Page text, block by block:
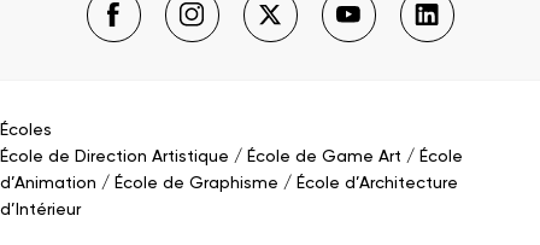
Écoles
École de Direction Artistique
École de Game Art
École
d’Animation
École de Graphisme
École d’Architecture
d’Intérieur